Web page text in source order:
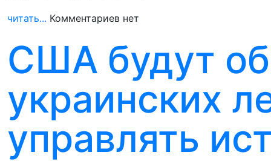
читать... Комментариев нет
США будут
украинских
управлять